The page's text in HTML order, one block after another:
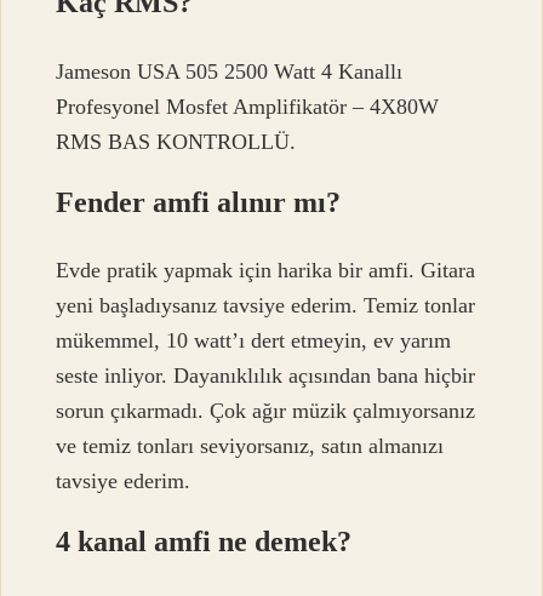
Jameson USA 505 2500 Watt 4 Kanallı
Profesyonel Mosfet Amplifikatör – 4X80W
RMS BAS KONTROLLÜ.
Fender amfi alınır mı?
Evde pratik yapmak için harika bir amfi. Gitara
yeni başladıysanız tavsiye ederim. Temiz tonlar
mükemmel, 10 watt’ı dert etmeyin, ev yarım
seste inliyor. Dayanıklılık açısından bana hiçbir
sorun çıkarmadı. Çok ağır müzik çalmıyorsanız
ve temiz tonları seviyorsanız, satın almanızı
tavsiye ederim.
4 kanal amfi ne demek?